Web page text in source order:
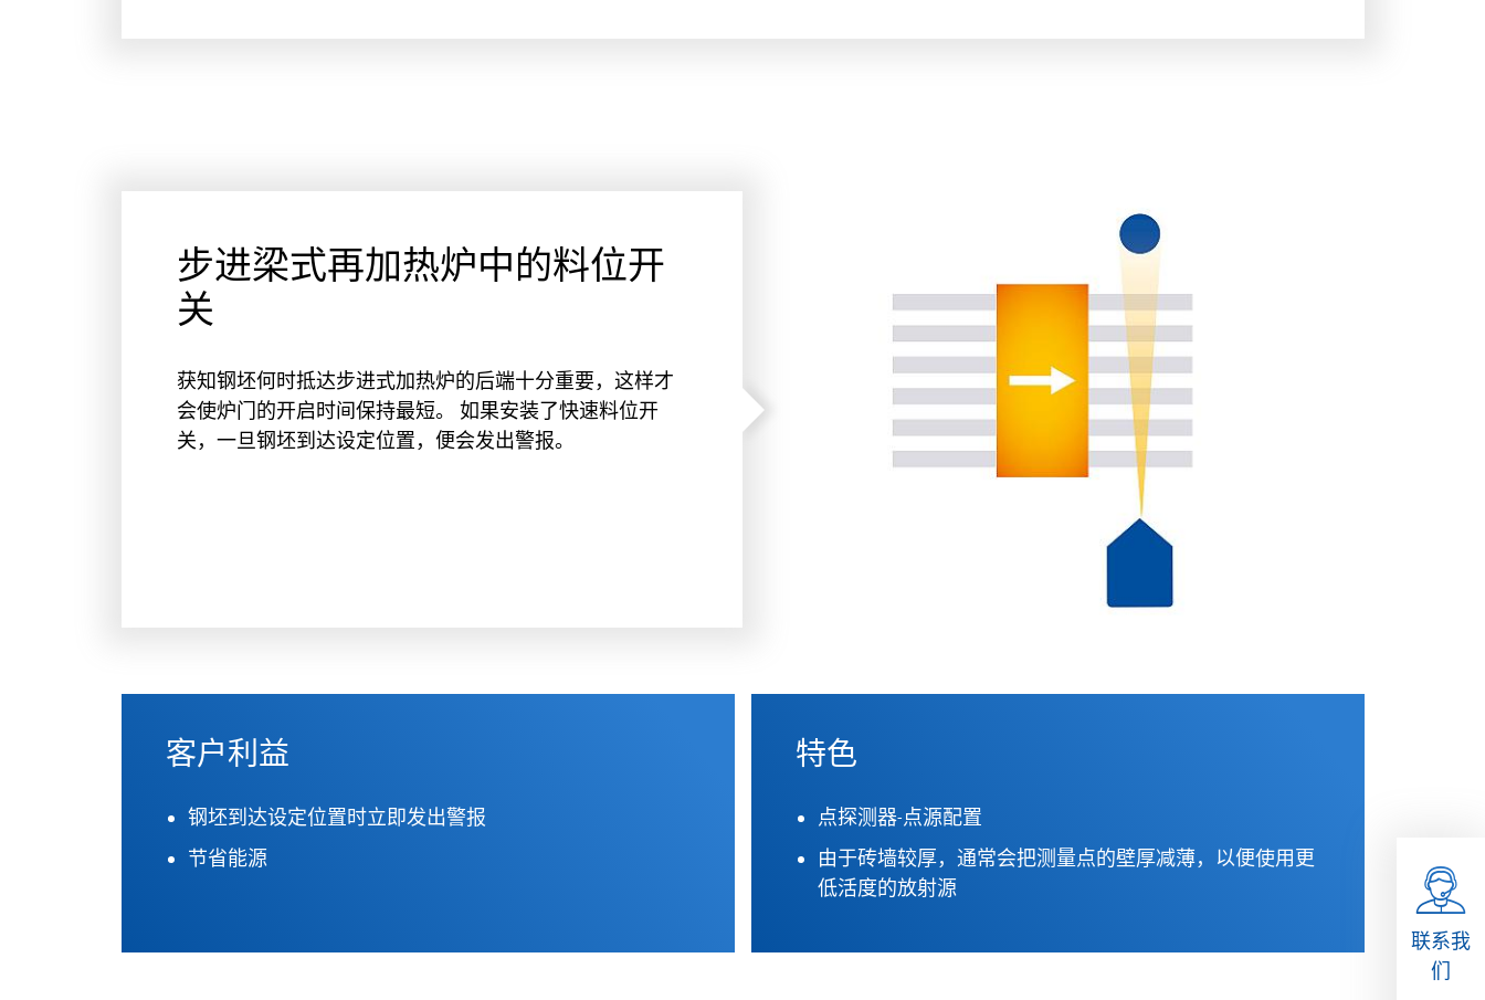
步进梁式再加热炉中的料位开
关
获知钢坯何时抵达步进式加热炉的后端十分重要，这样才
会使炉门的开启时间保持最短。 如果安装了快速料位开
关，一旦钢坯到达设定位置，便会发出警报。
客户利益
钢坯到达设定位置时立即发出警报
节省能源
特色
点探测器-点源配置
由于砖墙较厚，通常会把测量点的壁厚减薄，以便使用更
低活度的放射源
联系我
们